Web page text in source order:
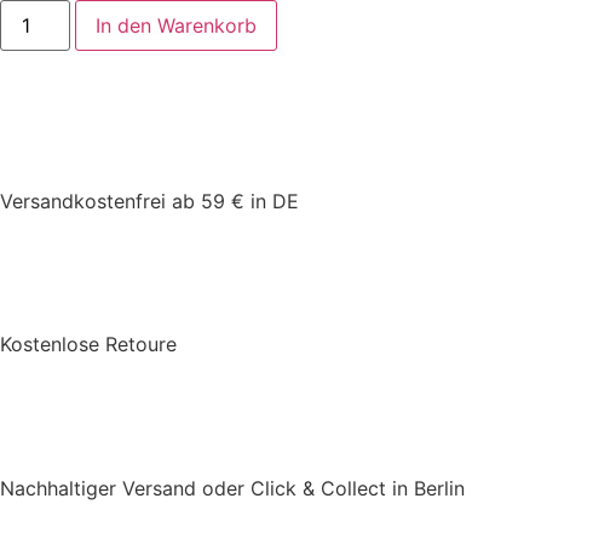
In den Warenkorb
Versandkostenfrei ab 59 € in DE
Kostenlose Retoure
Nachhaltiger Versand oder Click & Collect in Berlin